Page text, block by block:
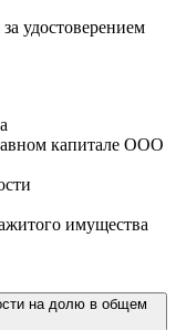
удостоверением
капитале ООО
имущества
на долю в общем